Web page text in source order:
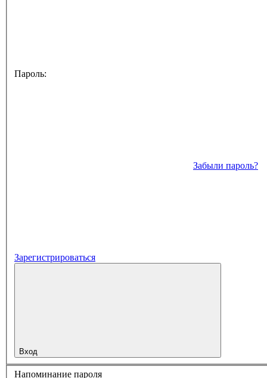
Пароль:
Забыли пароль?
Зарегистрироваться
Вход
Напоминание пароля